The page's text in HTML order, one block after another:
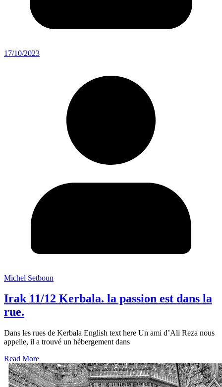
17/10/2023
Michel Setboun
Irak 11/12 Kerbala. la passion est dans la
rue.
Dans les rues de Kerbala English text here Un ami d’Ali Reza nous
appelle, il a trouvé un hébergement dans
Read More